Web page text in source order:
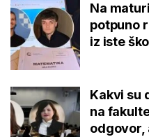
Na
potpuno
iz iste
Kakvi su
na
odgovor,